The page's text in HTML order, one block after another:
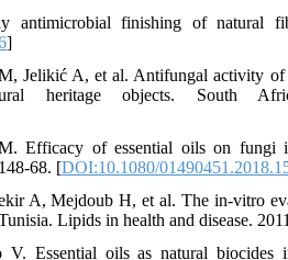
antimicrobial finishing of natural
]
A, et al. Antifungal activity of
heritage objects. South
of essential oils on fungi
68. [DOI:10.1080/
A, Mejdoub H, et al. The in-vitro
Lipids in health and disease.
Essential oils as natural biocides